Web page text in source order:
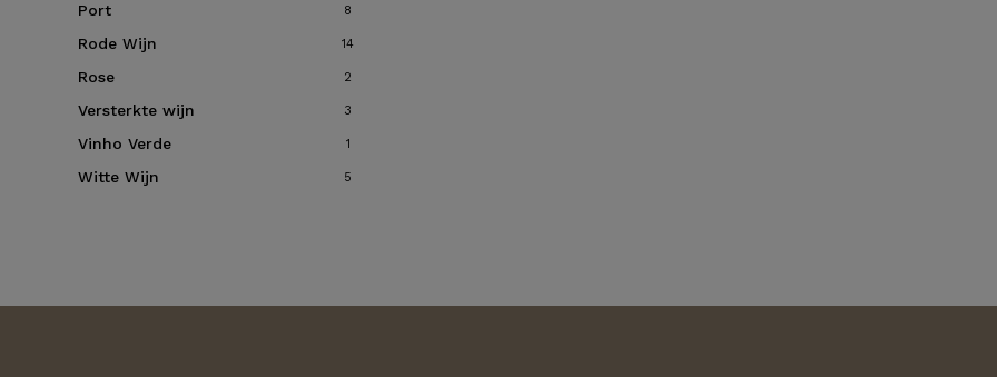
Port 8
Rode Wijn 14
Rose 2
Versterkte wijn 3
Vinho Verde 1
Witte Wijn 5